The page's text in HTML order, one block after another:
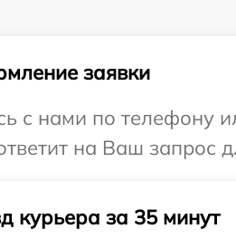
заявки
с нами по телефону
на Ваш запрос
курьера за 35 минут